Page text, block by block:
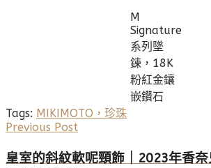
M
Signature
系列墜
鍊，18K
粉紅金鑲
嵌鑽石
Tags: MIKIMOTO，珍珠
Previous Post
皇室的斜紋軟呢頸飾｜2023年香